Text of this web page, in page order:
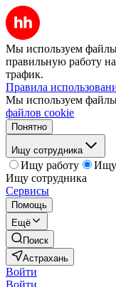
Мы используем файлы
правильную работу
трафик.
Правила
Мы используем
файлов cookie
Понятно
Ищу сотрудника
Ищу работу
Ищу
Ищу сотрудника
Сервисы
Помощь
Ещё
Поиск
Астрахань
Войти
Войти